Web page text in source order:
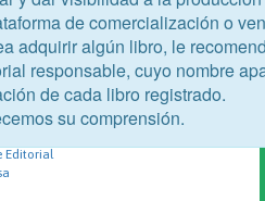
7
de Chile
Editorial
de comercialización o
adquirir algún libro, le
responsable, cuyo nombre
de cada libro registrado.
su comprensión.